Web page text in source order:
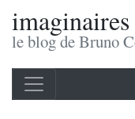
imaginaires
le blog de Bruno